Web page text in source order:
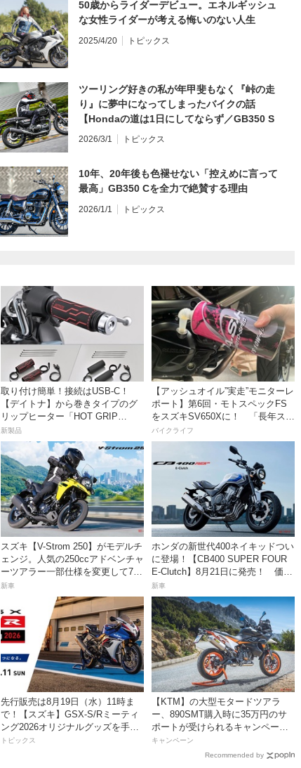
50歳からライダーデビュー。エネルギッシュ
な女性ライダーが考える悔いのない人生
2025/4/20 トピックス
ツーリング好きの私が年甲斐もなく『峠の走
り』に夢中になってしまったバイクの話
【Hondaの道は1日にしてならず／GB350 S
インプレ・レビュー 前編】
2026/3/1 トピックス
10年、20年後も色褪せない「控えめに言って
最高」GB350 Cを全力で絶賛する理由
2026/1/1 トピックス
取り付け簡単！接続はUSB-C！
【デイトナ】から巻きタイプのグ
リップヒーター「HOT GRIP
WRAP HEAT」が登場
新製品
【アッシュオイル”実走”モニターレ
ポート】第6回・モトスペックFS
をスズキSV650Xに！ 「長年スト
レスだったシフトの固さがコレの
おかげで滑らかに！」
バイクライフ
スズキ【V-Strom 250】がモデルチ
ェンジ。人気の250ccアドベンチャ
ーツアラー一部仕様を変更して7月
23日発売。価格68万5300円
新車
ホンダの新世代400ネイキッドつい
に登場！【CB400 SUPER FOUR
E-Clutch】8月21日に発売！ 価格
99万8800円
新車
先行販売は8月19日（水）11時ま
で！【スズキ】GSX-S/Rミーティ
ング2026オリジナルグッズを手に
入れよう！
トピックス
【KTM】の大型モタードツアラ
ー、890SMT購入時に35万円のサ
ポートが受けられるキャンペーン
を実施中！
キャンペーン
Recommended by